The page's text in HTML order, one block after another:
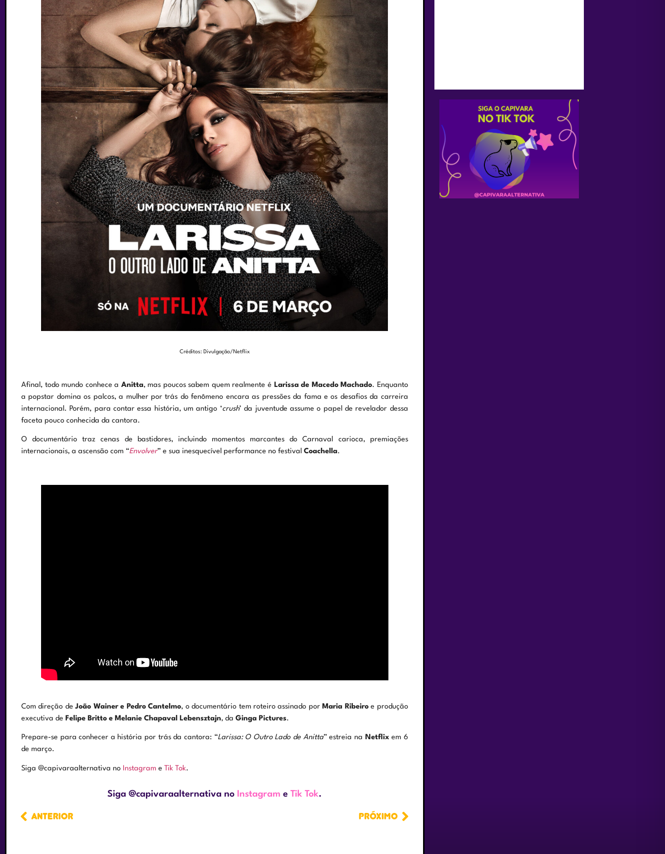
Créditos: Divulgação/Netflix
Afinal, todo mundo conhece a Anitta, mas poucos sabem quem realmente é Larissa de Macedo Machado. Enquanto
a popstar domina os palcos, a mulher por trás do fenômeno encara as pressões da fama e os desafios da carreira
internacional. Porém, para contar essa história, um antigo ‘crush’ da juventude assume o papel de revelador dessa
faceta pouco conhecida da cantora.
O documentário traz cenas de bastidores, incluindo momentos marcantes do Carnaval carioca, premiações
internacionais, a ascensão com “Envolver” e sua inesquecível performance no festival Coachella.
Com direção deJoão Wainer e Pedro Cantelmo, o documentário tem roteiro assinado porMaria Ribeiroe produção
executiva de Felipe Britto e Melanie Chapaval Lebensztajn, da Ginga Pictures.
Prepare-se para conhecer a história por trás da cantora: “Larissa: O Outro Lado de Anitta” estreia na Netflixem 6
de março.
Siga @capivaraalternativa no Instagram e Tik Tok.
Siga @capivaraalternativa no Instagram eTik Tok.
ANTERIOR PRÓXIMO